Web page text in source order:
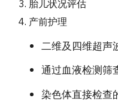
胎儿状况评估
产前护理
二维及四维超声
通过血液检测筛
染色体直接检查